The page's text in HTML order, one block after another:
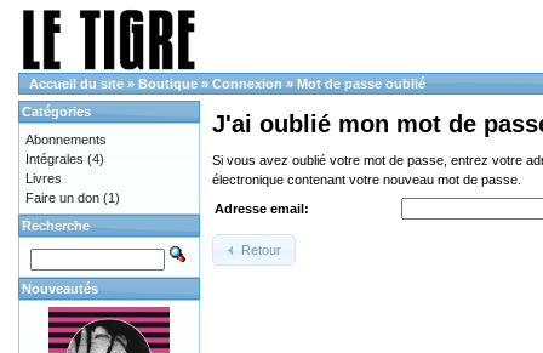
Accueil du site » Boutique » Connexion » Mot de passe oublié
J'ai oublié mon mot de
Si vous avez oublié votre mot de passe, entrez votre
électronique contenant votre nouveau mot de passe.
Adresse email:
Retour
Catégories
Abonnements
Intégrales (4)
Livres
Faire un don (1)
Recherche
Nouveautés